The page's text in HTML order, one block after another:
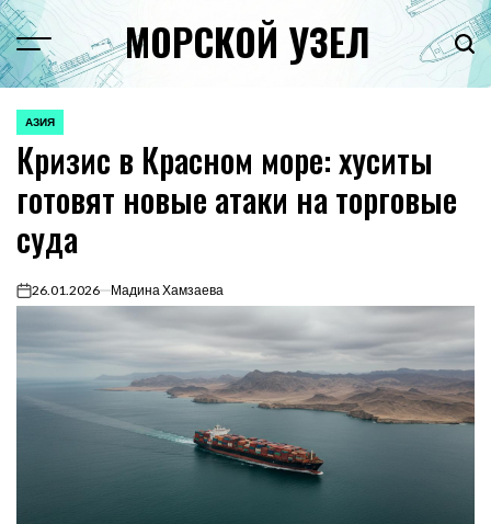
Перейти
к
содержимому
Menu МОРСКОЙ УЗЕЛ
ОПУБЛИКОВАНО
В
АЗИЯ
Кризис в Красном море: хуситы
готовят новые атаки на торговые
суда
on26.01.2026 Мадина Хамзаева